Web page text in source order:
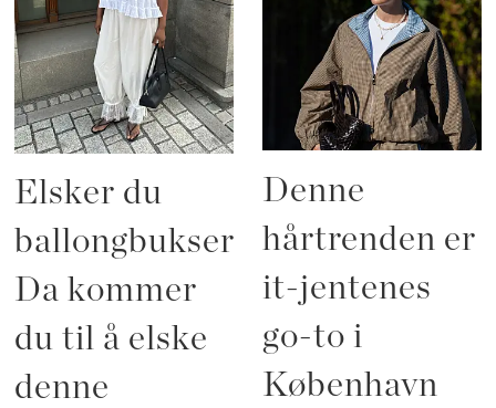
Elsker du
ballongbukser?
Da kommer
du til å elske
denne
Denne
hårtrenden er
it-jentenes
go-to i
København